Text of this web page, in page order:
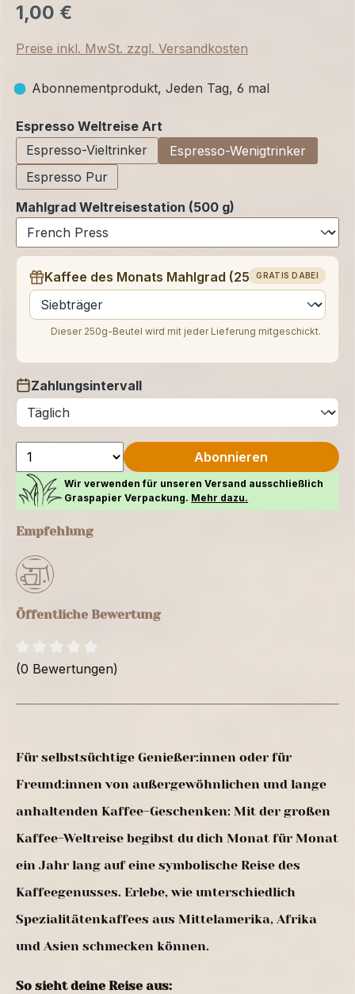
1,00 €
Preise inkl. MwSt. zzgl. Versandkosten
Abonnementprodukt, Jeden Tag, 6 mal
Espresso Weltreise Art
Espresso-Vieltrinker
Espresso-Wenigtrinker
Espresso Pur
Mahlgrad Weltreisestation (500 g)
GRATIS DABEI
Kaffee des Monats Mahlgrad (250 g)
auswählen
Dieser 250g-Beutel wird mit jeder Lieferung mitgeschickt.
Zahlungsintervall
auswählen
Abonnieren
Wir verwenden für unseren Versand ausschließlich
Graspapier Verpackung. Mehr dazu.
Empfehlung
Öffentliche Bewertung
(0 Bewertungen)
Für selbstsüchtige Genießer:innen oder für
Freund:innen von außergewöhnlichen und lange
anhaltenden Kaffee-Geschenken: Mit der großen
Kaffee-Weltreise begibst du dich Monat für Monat
ein Jahr lang auf eine symbolische Reise des
Kaffeegenusses. Erlebe, wie unterschiedlich
Spezialitätenkaffees aus Mittelamerika, Afrika
und Asien schmecken können.
So sieht deine Reise aus: